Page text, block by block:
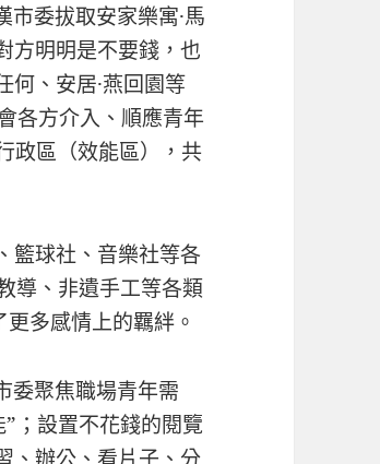
委拔取安家樂寓·馬
方明明是不要錢，也
何、安居·燕回園等
各方介入、順應青年
政區（效能區），共
籃球社、音樂社等各
導、非遺手工等各類
多感情上的羈絆。
委聚焦職場青年需
；設置不花錢的閱覽